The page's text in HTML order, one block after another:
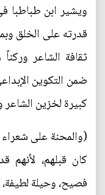
ويشير ابن طباطبا
قدرته على الخلق
ثقافة الشاعر
ضمن التكوين
كبيرة لخزين الشاعر
(والمحنة على
كان قبلهم،
فصيح، وحيلة